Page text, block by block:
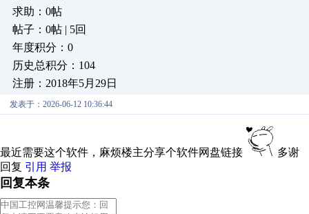
求助：0帖
帖子：0帖 | 5回
年度积分：0
历史总积分：104
注册：2018年5月29日
发表于：2026-06-12 10:36:44
最近需要这个软件，麻烦楼主分享个软件网盘链接
多谢
回复 引用 举报
回复本条